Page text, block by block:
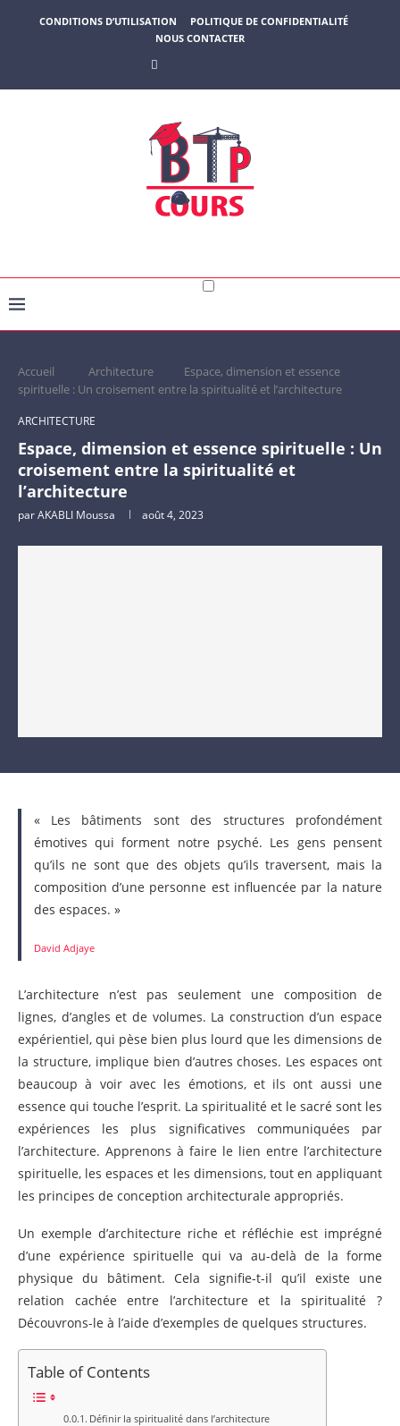
CONDITIONS D’UTILISATION
POLITIQUE DE CONFIDENTIALITÉ
NOUS CONTACTER
Accueil Architecture
Espace, dimension et essence
spirituelle : Un croisement entre la spiritualité et l’architecture
ARCHITECTURE
Espace, dimension et essence spirituelle : Un
croisement entre la spiritualité et
l’architecture
parAKABLI Moussa août 4, 2023
« Les bâtiments sont des structures profondément
émotives qui forment notre psyché. Les gens pensent
qu’ils ne sont que des objets qu’ils traversent, mais la
composition d’une personne est influencée par la nature
des espaces. »
David Adjaye
L’architecture n’est pas seulement une composition de
lignes, d’angles et de volumes. La construction d’un espace
expérientiel, qui pèse bien plus lourd que les dimensions de
la structure, implique bien d’autres choses. Les espaces ont
beaucoup à voir avec les émotions, et ils ont aussi une
essence qui touche l’esprit. La spiritualité et le sacré sont les
expériences les plus significatives communiquées par
l’architecture. Apprenons à faire le lien entre l’architecture
spirituelle, les espaces et les dimensions, tout en appliquant
les principes de conception architecturale appropriés.
Un exemple d’architecture riche et réfléchie est imprégné
d’une expérience spirituelle qui va au-delà de la forme
physique du bâtiment. Cela signifie-t-il qu’il existe une
relation cachée entre l’architecture et la spiritualité ?
Découvrons-le à l’aide d’exemples de quelques structures.
Table of Contents
Définir la spiritualité dans l’architecture